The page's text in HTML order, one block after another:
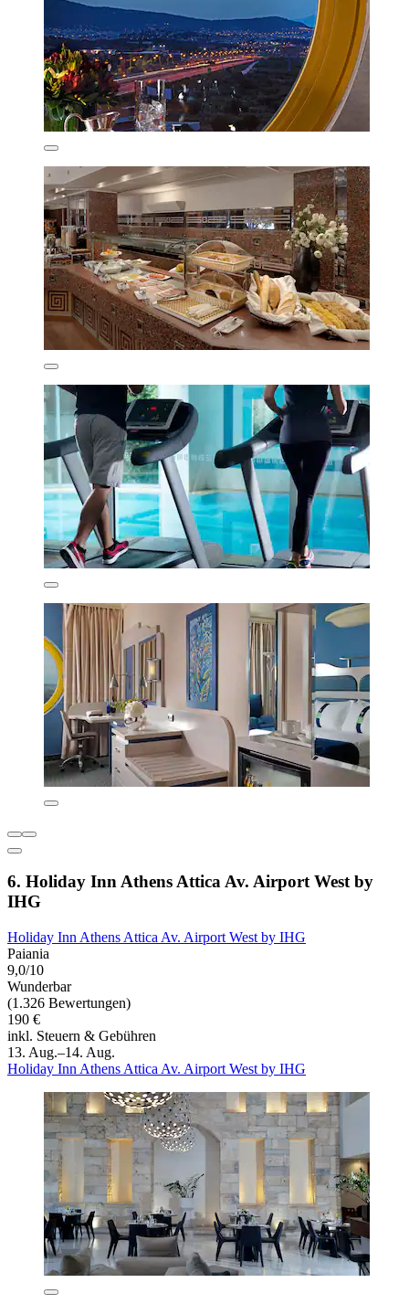
6. Holiday Inn Athens Attica Av. Airport West by
IHG
Holiday Inn Athens Attica Av. Airport West by IHG
Paiania
9,0/10
Wunderbar
(1.326 Bewertungen)
190 €
inkl. Steuern & Gebühren
13. Aug.–14. Aug.
Holiday Inn Athens Attica Av. Airport West by IHG